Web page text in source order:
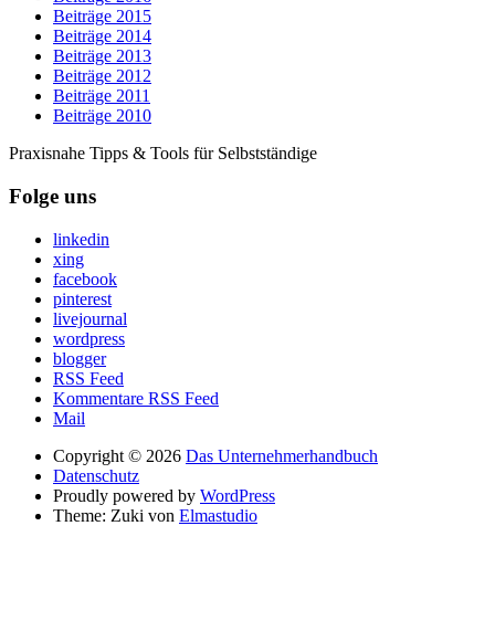
Beiträge 2015
Beiträge 2014
Beiträge 2013
Beiträge 2012
Beiträge 2011
Beiträge 2010
Praxisnahe Tipps & Tools für Selbstständige
Folge uns
linkedin
xing
facebook
pinterest
livejournal
wordpress
blogger
RSS Feed
Kommentare RSS Feed
Mail
Copyright © 2026 Das Unternehmerhandbuch
Datenschutz
Proudly powered by WordPress
Theme: Zuki von Elmastudio